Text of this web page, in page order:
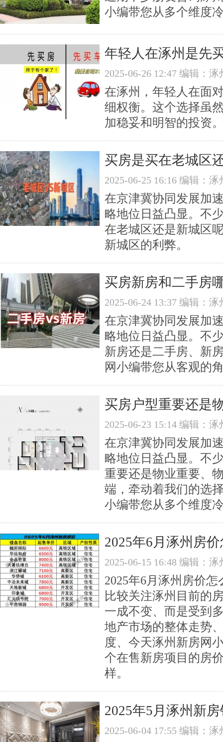
小编带您从多个维度
年轻人在涿州是先
2025-06-26 12:47 编辑：
在涿州，年轻人在面
细权衡。这个选择虽
加稳妥和明智的投资
买房是买在老城区
2025-06-25 16:16 编辑：
在京津冀协同发展加
略地位日益凸显。不
在老城区还是新城区
新城区的利弊。
买房新房和二手房
2025-06-24 13:37 编辑：
在京津冀协同发展加
略地位日益凸显。不
新房还是二手房、新
网​小编带您从客观的
买房户型重要还是
2025-06-23 15:14 编辑：
在京津冀协同发展加
略地位日益凸显。不
重要还是物业重要、
端，牵动着我们的选
小编带您从多个维度
2025年6月涿州房
2025-06-15 16:48 编辑：
2025年6月涿州房价
比较关注涿州目前的
一成不变、而是受到
地产市场的整体走势
度、今天涿州新房网​
个在售新房项目的房
样。
2025年5月涿州新
2025-06-04 17:55 编辑：